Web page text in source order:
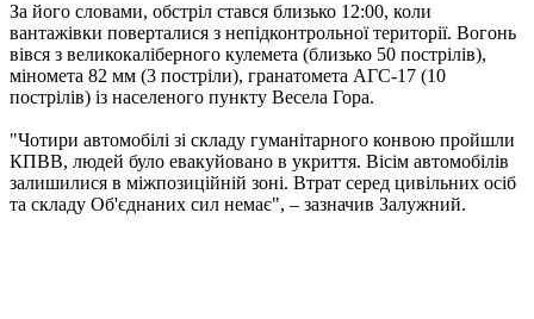
За його словами, обстріл стався близько 12:00, коли
вантажівки поверталися з непідконтрольної території. Вогонь
вівся з великокаліберного кулемета (близько 50 пострілів),
міномета 82 мм (3 постріли), гранатомета АГС-17 (10
пострілів) із населеного пункту Весела Гора.
"Чотири автомобілі зі складу гуманітарного конвою пройшли
КПВВ, людей було евакуйовано в укриття. Вісім автомобілів
залишилися в міжпозиційній зоні. Втрат серед цивільних осіб
та складу Об'єднаних сил немає", – зазначив Залужний.